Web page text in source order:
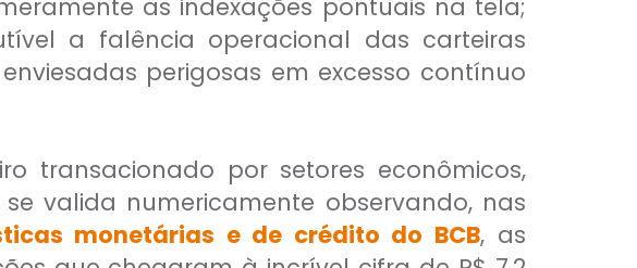
as indexações pontuais na tela;
a falência operacional das carteiras
perigosas em excesso contínuo
transacionado por setores econômicos,
valida numericamente observando, nas
monetárias e de crédito do BCB, as